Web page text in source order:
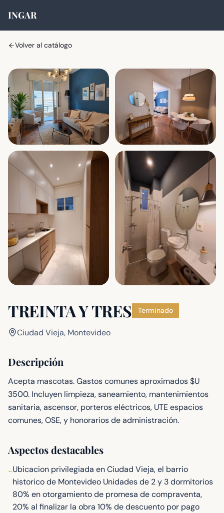
INGAR
Volver al catálogo
TREINTA Y TRES Terminado
Ciudad Vieja, Montevideo
Descripción
Acepta mascotas. Gastos comunes aproximados $U
3500. Incluyen limpieza, saneamiento, mantenimientos
sanitaria, ascensor, porteros eléctricos, UTE espacios
comunes, OSE, y honorarios de administración.
Aspectos destacables
-Ubicacion privilegiada en Ciudad Vieja, el barrio
historico de Montevideo Unidades de 2 y 3 dormitorios
80% en otorgamiento de promesa de compraventa,
20% al finalizar la obra 10% de descuento por pago